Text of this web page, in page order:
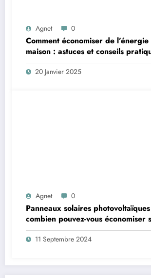
Agnet 0
Comment économiser de l’énergie
maison : astuces et conseils
20 Janvier 2025
Agnet 0
Panneaux solaires
combien pouvez-vous économiser
factures d’énergie ?
11 Septembre 2024